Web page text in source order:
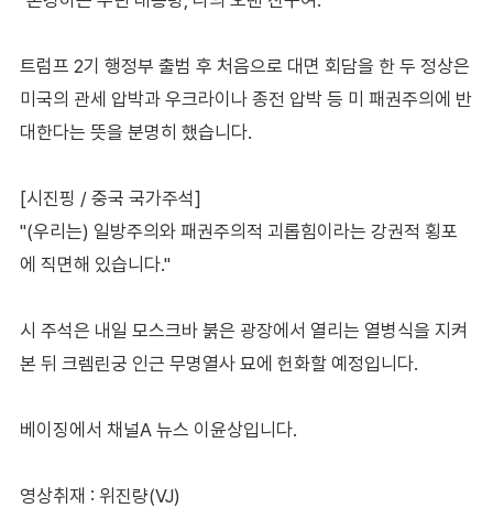
트럼프 2기 행정부 출범 후 처음으로 대면 회담을 한 두 정상은
미국의 관세 압박과 우크라이나 종전 압박 등 미 패권주의에 반
대한다는 뜻을 분명히 했습니다.
[시진핑 / 중국 국가주석]
"(우리는) 일방주의와 패권주의적 괴롭힘이라는 강권적 횡포
에 직면해 있습니다."
시 주석은 내일 모스크바 붉은 광장에서 열리는 열병식을 지켜
본 뒤 크렘린궁 인근 무명열사 묘에 헌화할 예정입니다.
베이징에서 채널A 뉴스 이윤상입니다.
영상취재 : 위진량(VJ)